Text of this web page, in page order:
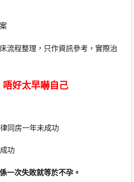
程整理，只作資訊參考，實際治
好太早嚇自己
同房一年未成功
功
一次失敗就等於不孕。